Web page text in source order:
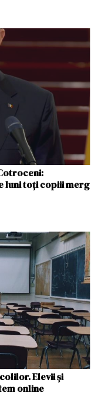
luni toți copiii merg
Elevii și
online